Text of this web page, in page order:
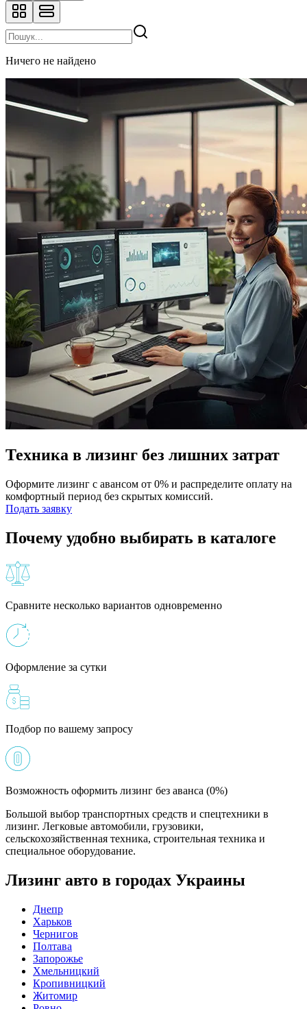
Ничего не найдено
Техника в лизинг без лишних затрат
Оформите лизинг с авансом от 0% и распределите оплату на
комфортный период без скрытых комиссий.
Подать заявку
Почему удобно выбирать в каталоге
Сравните несколько вариантов одновременно
Оформление за сутки
Подбор по вашему запросу
Возможность оформить лизинг без аванса (0%)
Большой выбор транспортных средств и спецтехники в
лизинг. Легковые автомобили, грузовики,
сельскохозяйственная техника, строительная техника и
специальное оборудование.
Лизинг авто в городах Украины
Днепр
Харьков
Чернигов
Полтава
Запорожье
Хмельницкий
Кропивницкий
Житомир